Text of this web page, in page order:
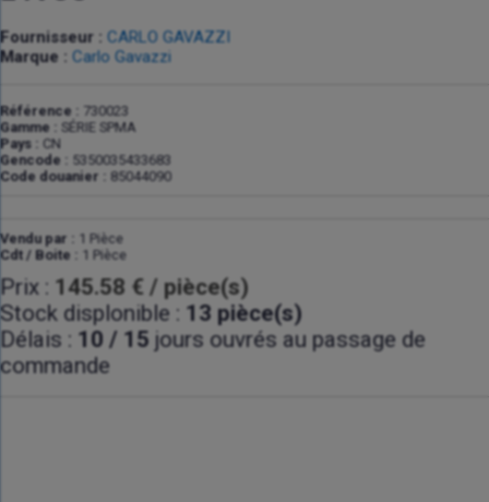
Fournisseur : CARLO GAVAZZI
Marque : Carlo Gavazzi
Référence :
730023
Gamme : SÉRIE SPMA
Pays : CN
Gencode :
5350035433683
Code douanier : 85044090
Vendu par :
1 Pièce
Cdt / Boite :
1 Pièce
Prix : 145.58 € / pièce(s)
Stock displonible : 13 pièce(s)
Délais : 10 / 15 jours ouvrés au passage de
commande